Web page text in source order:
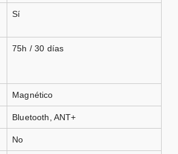
Sí
75h / 30 días
Magnético
Bluetooth, ANT+
No